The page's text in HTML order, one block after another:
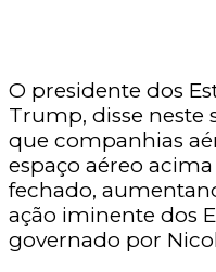
O presidente dos
Trump, disse neste
que companhias
espaço aéreo
fechado,
ação iminente dos
governado por